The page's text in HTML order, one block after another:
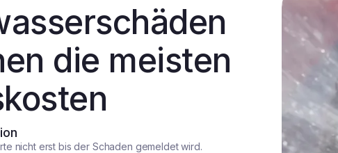
die meisten
nicht erst bis der Schaden gemeldet wird.